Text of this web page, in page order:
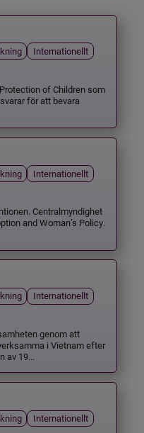
Internationellt
of Children som
för att bevara
Internationellt
Centralmyndighet
and Woman’s Policy.
Internationellt
genom att
i Vietnam efter
av 19...
Internationellt